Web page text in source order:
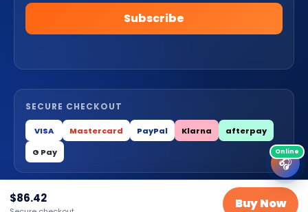
$86.42 Buy Now
🎧
Subscribe
SECURE CHECKOUT
VISA Mastercard PayPal Klarna
afterpay
G Pay
© 2026 Dralys Store LLC. All Rights Reserved.